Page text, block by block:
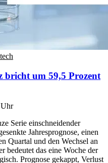
bricht um 59,5 Prozent
Serie einschneidender
Jahresprognose, einen
Quartal und den Wechsel an
bedeutet das eine Woche der
Prognose gekappt, Verlust